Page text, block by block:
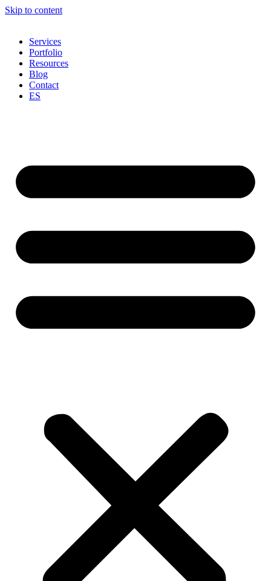
Skip to content
Services
Portfolio
Resources
Blog
Contact
ES